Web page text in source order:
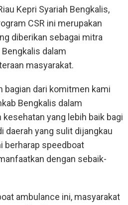
Kepri Syariah Bengkalis,
CSR ini merupakan
diberikan sebagai mitra
dalam
masyarakat.
bagian dari komitmen kami
Bengkalis dalam
yang lebih baik bagi
daerah yang sulit dijangkau
berharap speedboat
dengan sebaik-
ambulance ini, masyarakat